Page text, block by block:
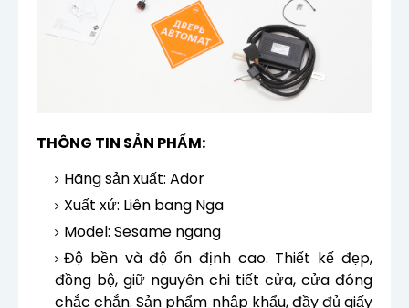
THÔNG TIN SẢN PHẨM:
Hãng sản xuất: Ador
Xuất xứ: Liên bang Nga
Model: Sesame ngang
Độ bền và độ ổn định cao. Thiết kế đẹp,
đồng bộ, giữ nguyên chi tiết cửa, cửa đóng
chắc chắn. Sản phẩm nhập khẩu, đầy đủ giấy